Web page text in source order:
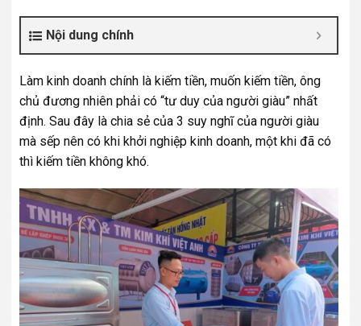
Nội dung chính
Làm kinh doanh chính là kiếm tiền, muốn kiếm tiền, ông
chủ đương nhiên phải có “tư duy của người giàu” nhất
định. Sau đây là chia sẻ của 3 suy nghĩ của người giàu
mà sếp nên có khi khởi nghiệp kinh doanh, một khi đã có
thì kiếm tiền không khó.